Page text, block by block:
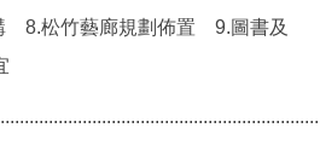
8.松竹藝廊規劃佈置 9.圖書及